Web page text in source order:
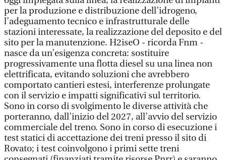
per la produzione e distribuzione dell’idrogeno,
l’adeguamento tecnico e infrastrutturale delle
stazioni interessate, la realizzazione del deposito e del
sito per la manutenzione. H2iseO - ricorda Fnm -
nasce da un’esigenza concreta: sostituire
progressivamente una flotta diesel su una linea non
elettrificata, evitando soluzioni che avrebbero
comportato cantieri estesi, interferenze prolungate
con il servizio e impatti significativi sul territorio.
Sono in corso di svolgimento le diverse attività che
porteranno, dall’inizio del 2027, all’avvio del servizio
commerciale del treno. Sono in corso di esecuzione i
test statici di accettazione dei treni presso il sito di
Rovato; i test coinvolgono i primi sette treni